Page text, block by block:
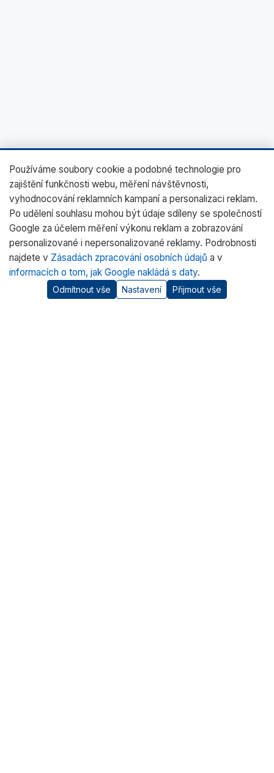
Používáme soubory cookie a podobné technologie pro
zajištění funkčnosti webu, měření návštěvnosti,
vyhodnocování reklamních kampaní a personalizaci reklam.
Po udělení souhlasu mohou být údaje sdíleny se společností
Google za účelem měření výkonu reklam a zobrazování
personalizované i nepersonalizované reklamy. Podrobnosti
najdete v Zásadách zpracování osobních údajů a v
informacích o tom, jak Google nakládá s daty.
Odmítnout vše Nastavení Přijmout vše